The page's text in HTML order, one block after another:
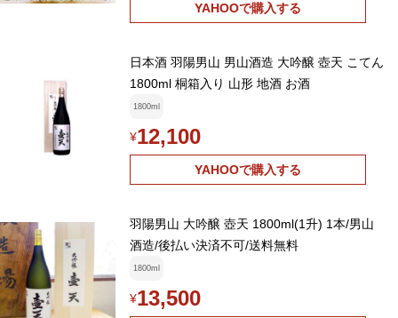
YAHOOで購入する
日本酒 羽陽男山 男山酒造 大吟醸 壺天 こてん
1800ml 桐箱入り 山形 地酒 お酒
1800ml
¥12,100
YAHOOで購入する
羽陽男山 大吟醸 壺天 1800ml(1升) 1本/男山
酒造/後払い決済不可/送料無料
1800ml
¥13,500